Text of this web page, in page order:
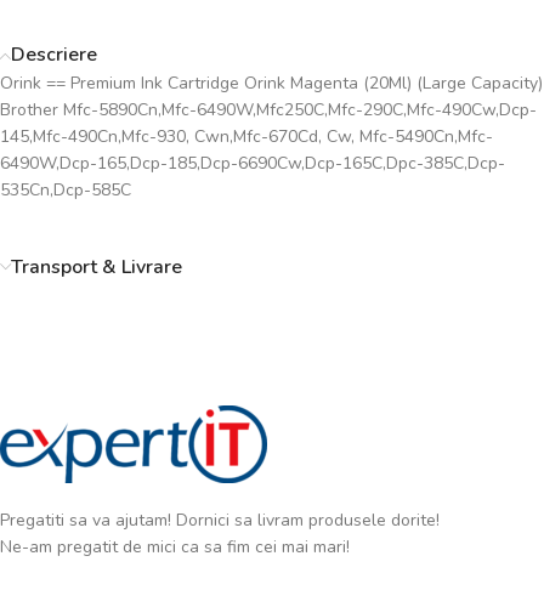
Descriere
Orink == Premium Ink Cartridge Orink Magenta (20Ml) (Large Capacity)
Brother Mfc-5890Cn,Mfc-6490W,Mfc250C,Mfc-290C,Mfc-490Cw,Dcp-
145,Mfc-490Cn,Mfc-930, Cwn,Mfc-670Cd, Cw, Mfc-5490Cn,Mfc-
6490W,Dcp-165,Dcp-185,Dcp-6690Cw,Dcp-165C,Dpc-385C,Dcp-
535Cn,Dcp-585C
Transport & Livrare
Pregatiti sa va ajutam! Dornici sa livram produsele dorite!
Ne-am pregatit de mici ca sa fim cei mai mari!